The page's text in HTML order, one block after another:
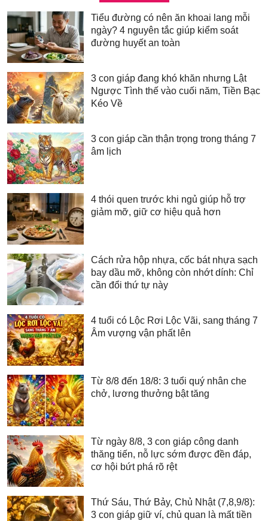
Tiểu đường có nên ăn khoai lang mỗi
ngày? 4 nguyên tắc giúp kiểm soát
đường huyết an toàn
3 con giáp đang khó khăn nhưng Lật
Ngược Tình thế vào cuối năm, Tiền Bạc
Kéo Về
3 con giáp cần thận trọng trong tháng 7
âm lịch
4 thói quen trước khi ngủ giúp hỗ trợ
giảm mỡ, giữ cơ hiệu quả hơn
Cách rửa hộp nhựa, cốc bát nhựa sạch
bay dầu mỡ, không còn nhớt dính: Chỉ
cần đổi thứ tự này
4 tuổi có Lộc Rơi Lộc Vãi, sang tháng 7
Âm vượng vận phất lên
Từ 8/8 đến 18/8: 3 tuổi quý nhân che
chở, lương thưởng bật tăng
Từ ngày 8/8, 3 con giáp công danh
thăng tiến, nỗ lực sớm được đền đáp,
cơ hội bứt phá rõ rệt
Thứ Sáu, Thứ Bảy, Chủ Nhật (7,8,9/8):
3 con giáp giữ ví, chủ quan là mất tiền